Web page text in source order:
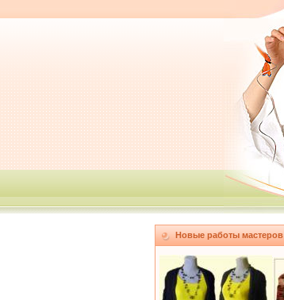
Новые работы мастеров